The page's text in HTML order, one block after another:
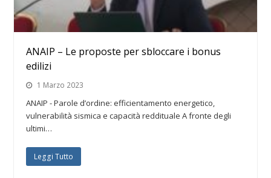
ANAIP – Le proposte per sbloccare i bonus
edilizi
1 Marzo 2023
ANAIP - Parole d’ordine: efficientamento energetico,
vulnerabilità sismica e capacità reddituale A fronte degli
ultimi…
Leggi Tutto